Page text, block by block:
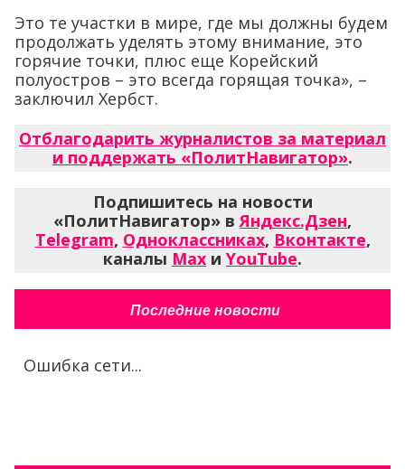
Это те участки в мире, где мы должны будем
продолжать уделять этому внимание, это
горячие точки, плюс еще Корейский
полуостров – это всегда горящая точка», –
заключил Хербст.
Отблагодарить журналистов за материал
и поддержать «ПолитНавигатор».
Подпишитесь на новости
«ПолитНавигатор» вЯндекс.Дзен,
Telegram, Одноклассниках, Вконтакте,
каналы Max и YouTube.
Последние новости
Ошибка сети...